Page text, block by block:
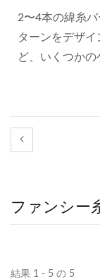
2〜4本の緯糸
ターンをデザ
ど、いくつかの
ファンシー
結果 1 - 5 の 5